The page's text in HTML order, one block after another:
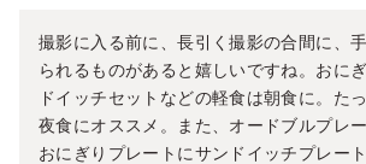
撮影に入る前に、長引く撮影の合間に、
られるものがあると嬉しいですね。おに
ドイッチセットなどの軽食は朝食に。た
夜食にオススメ。また、オードブルプレ
おにぎりプレートにサンドイッチプレー